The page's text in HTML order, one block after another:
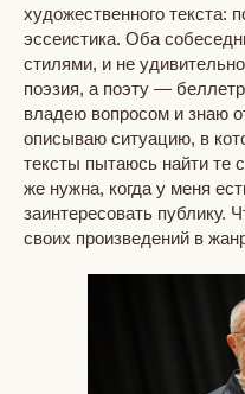
художественного текста:
эссеистика. Оба
стилями, и не
поэзия, а поэту —
владею вопросом и знаю
описываю ситуацию, в
тексты пытаюсь найти те
же нужна, когда у меня
заинтересовать публику.
своих произведений в